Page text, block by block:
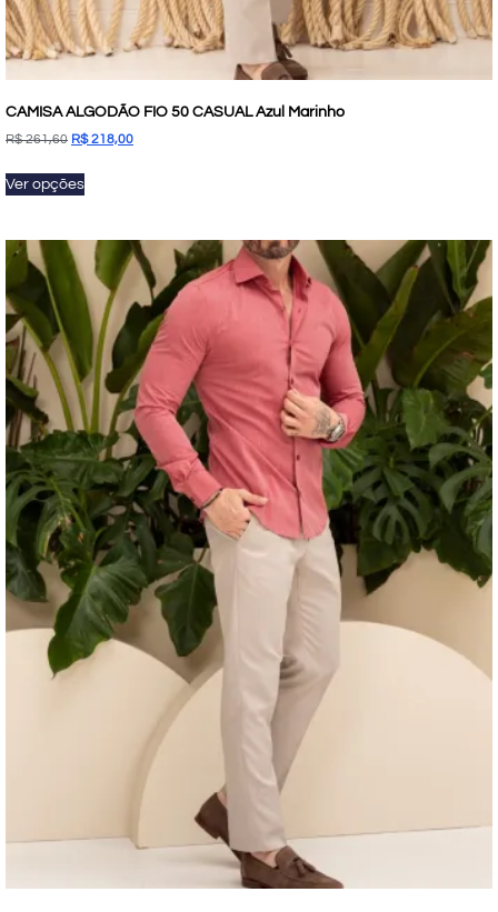
CAMISA ALGODÃO FIO 50 CASUAL Azul Marinho
R$261,60 R$218,00
Ver opções